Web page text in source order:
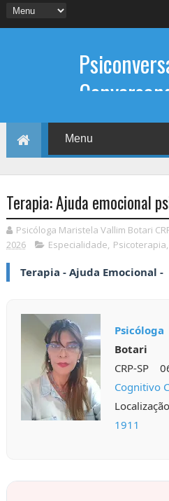
Psicologia
Informações sobre:
Psicoterapia, terapia
individual, Psicóloga
Terapia: Ajuda emocional
Psicóloga Maristela Vallim Botari
2026
Especialidade, Psicoterapia,
Terapia - Ajuda Emocional
Botari
CRP-SP
Cognitivo
1911